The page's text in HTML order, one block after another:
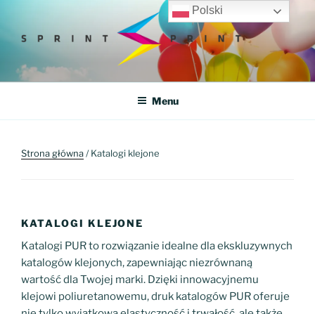
treści
SPRINTPRINT
Drukarnia Internetowa
Menu
Strona główna/ Katalogi klejone
KATALOGI KLEJONE
Katalogi PUR to rozwiązanie idealne dla ekskluzywnych
katalogów klejonych, zapewniając niezrównaną
wartość dla Twojej marki. Dzięki innowacyjnemu
klejowi poliuretanowemu, druk katalogów PUR oferuje
Polski